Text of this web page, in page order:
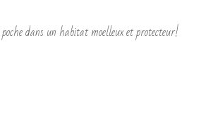
dans un habitat moelleux et protecteur!